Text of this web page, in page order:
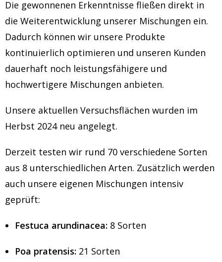
Die gewonnenen Erkenntnisse fließen direkt in
die Weiterentwicklung unserer Mischungen ein.
Dadurch können wir unsere Produkte
kontinuierlich optimieren und unseren Kunden
dauerhaft noch leistungsfähigere und
hochwertigere Mischungen anbieten.
Unsere aktuellen Versuchsflächen wurden im
Herbst 2024 neu angelegt.
Derzeit testen wir rund 70 verschiedene Sorten
aus 8 unterschiedlichen Arten. Zusätzlich werden
auch unsere eigenen Mischungen intensiv
geprüft:
Festuca arundinacea: 8 Sorten
Poa pratensis: 21 Sorten